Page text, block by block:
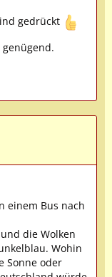
gedrückt
einem Bus nach
die Wolken
Wohin
Sonne oder